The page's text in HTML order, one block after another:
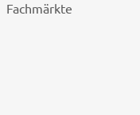
Fachmärkte